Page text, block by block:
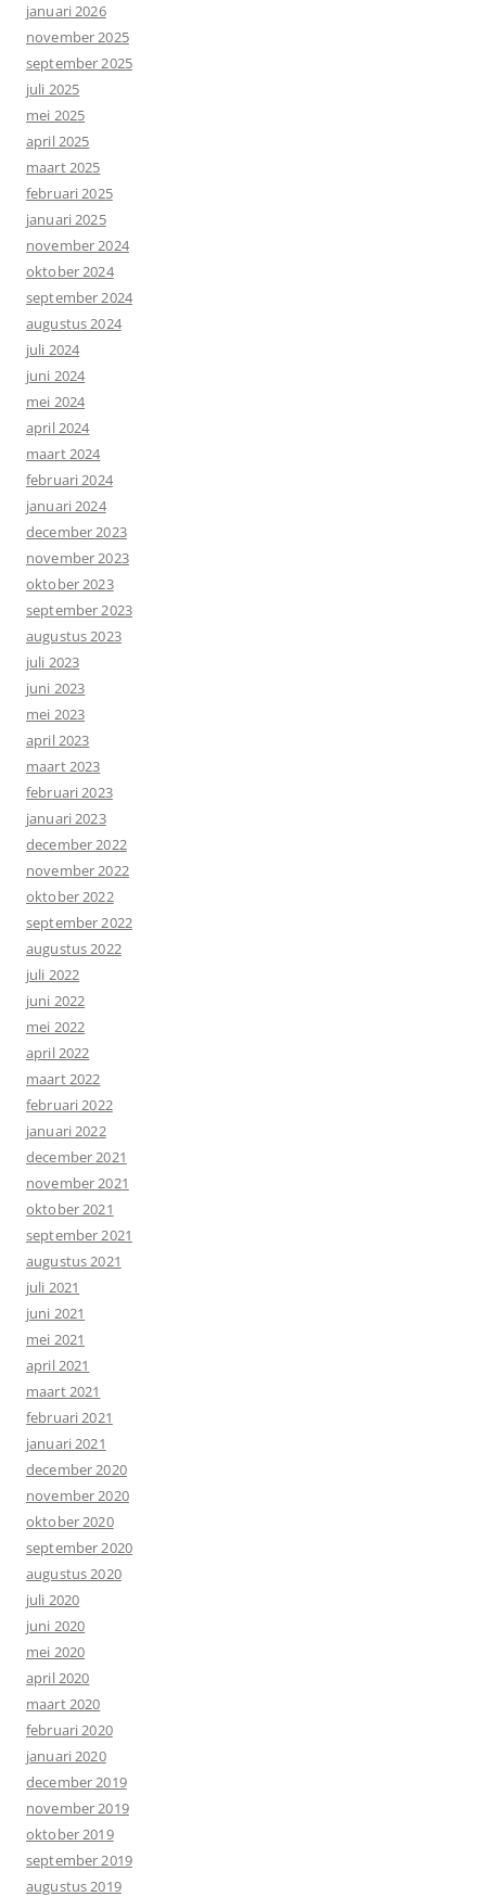
januari 2026
november 2025
september 2025
juli 2025
mei 2025
april 2025
maart 2025
februari 2025
januari 2025
november 2024
oktober 2024
september 2024
augustus 2024
juli 2024
juni 2024
mei 2024
april 2024
maart 2024
februari 2024
januari 2024
december 2023
november 2023
oktober 2023
september 2023
augustus 2023
juli 2023
juni 2023
mei 2023
april 2023
maart 2023
februari 2023
januari 2023
december 2022
november 2022
oktober 2022
september 2022
augustus 2022
juli 2022
juni 2022
mei 2022
april 2022
maart 2022
februari 2022
januari 2022
december 2021
november 2021
oktober 2021
september 2021
augustus 2021
juli 2021
juni 2021
mei 2021
april 2021
maart 2021
februari 2021
januari 2021
december 2020
november 2020
oktober 2020
september 2020
augustus 2020
juli 2020
juni 2020
mei 2020
april 2020
maart 2020
februari 2020
januari 2020
december 2019
november 2019
oktober 2019
september 2019
augustus 2019